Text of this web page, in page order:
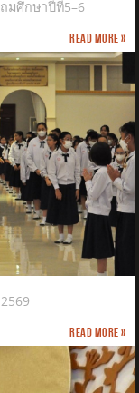
มศึกษาปีที่5–6
Read more »
Read more »